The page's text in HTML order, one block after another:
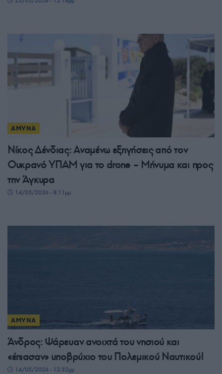
ΑΜΥΝΑ
Νίκος Δένδιας: Αναμένω εξηγήσεις από τον
Ουκρανό ΥΠΑΜ για το drone – Μήνυμα και προς
την Άγκυρα
14/05/2026 - 8:11μμ
ΑΜΥΝΑ
Άνδρος: Ψάρευαν ανοιχτά του νησιού και
«έπιασαν» υποβρύχιο του Πολεμικού Ναυτικού!
14/05/2026 - 12:32μμ